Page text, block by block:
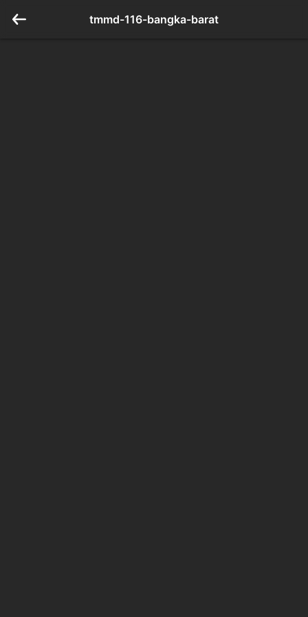
tmmd-116-bangka-barat